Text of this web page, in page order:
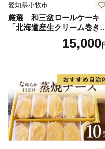
愛知県小牧市
厳選 和三盆ロールケーキ
「北海道産生クリーム巻き
または「北海道産粒あん巻
き」（サイズ：レギュラー
凍 愛知県 小牧市 アンプチ
アやぐま
15,000